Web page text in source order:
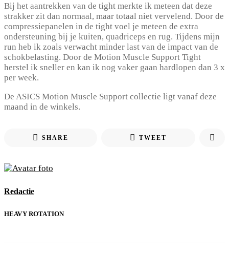
Bij het aantrekken van de tight merkte ik meteen dat deze
strakker zit dan normaal, maar totaal niet vervelend. Door de
compressiepanelen in de tight voel je meteen de extra
ondersteuning bij je kuiten, quadriceps en rug. Tijdens mijn
run heb ik zoals verwacht minder last van de impact van de
schokbelasting. Door de Motion Muscle Support Tight
herstel ik sneller en kan ik nog vaker gaan hardlopen dan 3 x
per week.
De ASICS Motion Muscle Support collectie ligt vanaf deze
maand in de winkels.
SHARE TWEET
Redactie
HEAVY ROTATION